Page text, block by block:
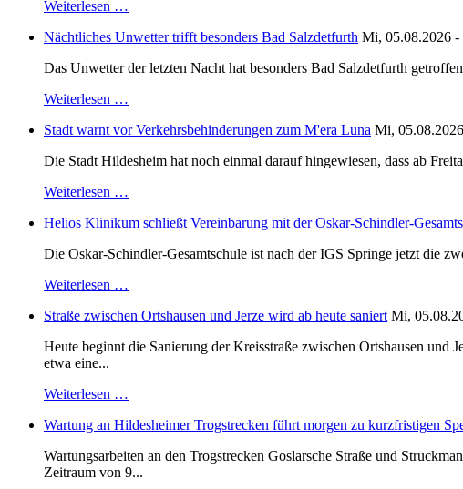
Weiterlesen …
Nächtliches Unwetter trifft besonders Bad Salzdetfurth Mi, 05.08.2026 -
Das Unwetter der letzten Nacht hat besonders Bad Salzdetfurth
Weiterlesen …
Stadt warnt vor Verkehrsbehinderungen zum M'era Luna Mi,
Die Stadt Hildesheim hat noch einmal darauf hingewiesen, dass ab
Weiterlesen …
Helios Klinikum schließt Vereinbarung mit der Oskar-Schindler-
Die Oskar-Schindler-Gesamtschule ist nach der IGS Springe jetzt die
Weiterlesen …
Straße zwischen Ortshausen und Jerze wird ab heute saniert Mi,
Heute beginnt die Sanierung der Kreisstraße zwischen Ortshausen
etwa eine...
Weiterlesen …
Wartung an Hildesheimer Trogstrecken führt morgen zu kurzfristigen
Wartungsarbeiten an den Trogstrecken Goslarsche Straße und
Zeitraum von 9...